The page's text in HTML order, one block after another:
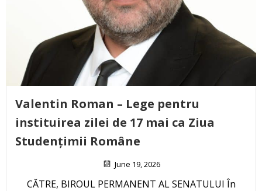
Valentin Roman – Lege pentru
instituirea zilei de 17 mai ca Ziua
Studențimii Române
June 19, 2026
CĂTRE, BIROUL PERMANENT AL SENATULUI În